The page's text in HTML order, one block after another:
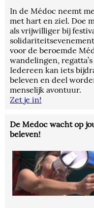
In de Médoc neemt
met hart en ziel. Doe
als vrijwilliger bij
voor de beroemde
wandelingen,
Iedereen kan iets
beleven en deel
menselijk avontuur.
Zet je in!
De Médoc wacht op
beleven!